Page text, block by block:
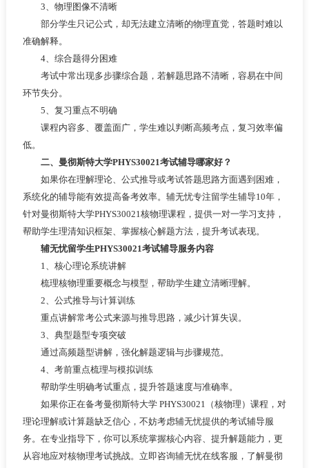
3、物理图像不清晰
部分学生只记公式，却无法建立清晰的物理直觉，答题时难以
准确解释。
4、综合题得分困难
考试中常出现多步骤综合题，若解题思路不清晰，容易在中间
环节失分。
5、复习重点不明确
课程内容多、覆盖面广，学生难以判断高频考点，复习效率偏
低。
二、曼彻斯特大学PHYS30021考试辅导哪家好？
如果你在理解理论、公式推导或考试答题思路方面遇到困难，
系统化的辅导能有效提高备考效率。辅无忧专注留学生辅导10年，
针对曼彻斯特大学PHYS30021核物理课程，提供一对一学习支持，
帮助学生理清知识框架、掌握核心解题方法，提升考试表现。
辅无忧留学生PHYS30021考试辅导服务内容
1、核心理论系统讲解
梳理核物理重要概念与模型，帮助学生建立清晰理解。
2、公式推导与计算训练
重点讲解常考公式来源与推导思路，减少计算失误。
3、典型题型专项突破
通过高频题型讲解，强化解题逻辑与步骤规范。
4、考前重点梳理与模拟训练
帮助学生明确考试重点，提升答题速度与准确率。
如果你正在备考曼彻斯特大学 PHYS30021（核物理）课程，对
理论理解或计算题缺乏信心，不妨考虑辅无忧提供的考试辅导服
务。在专业指导下，你可以系统掌握核心内容、提升解题能力，更
从容地应对核物理考试挑战。立即咨询辅无忧在线客服，了解曼彻